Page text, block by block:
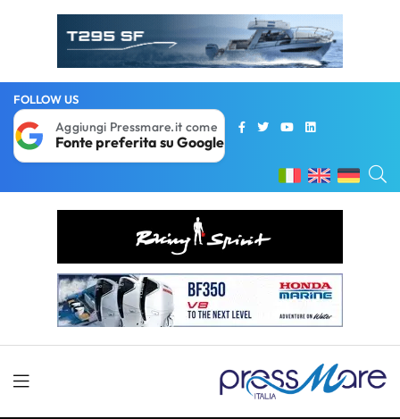
FOLLOW US
Aggiungi Pressmare.it come
Fonte preferita su Google